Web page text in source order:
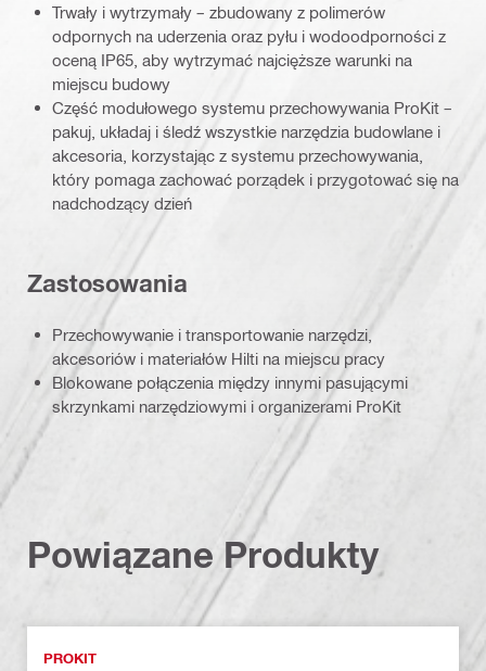
Trwały i wytrzymały – zbudowany z polimerów
odpornych na uderzenia oraz pyłu i wodoodporności z
oceną IP65, aby wytrzymać najcięższe warunki na
miejscu budowy
Część modułowego systemu przechowywania ProKit –
pakuj, układaj i śledź wszystkie narzędzia budowlane i
akcesoria, korzystając z systemu przechowywania,
który pomaga zachować porządek i przygotować się na
nadchodzący dzień
Zastosowania
Przechowywanie i transportowanie narzędzi,
akcesoriów i materiałów Hilti na miejscu pracy
Blokowane połączenia między innymi pasującymi
skrzynkami narzędziowymi i organizerami ProKit
Powiązane Produkty
PROKIT